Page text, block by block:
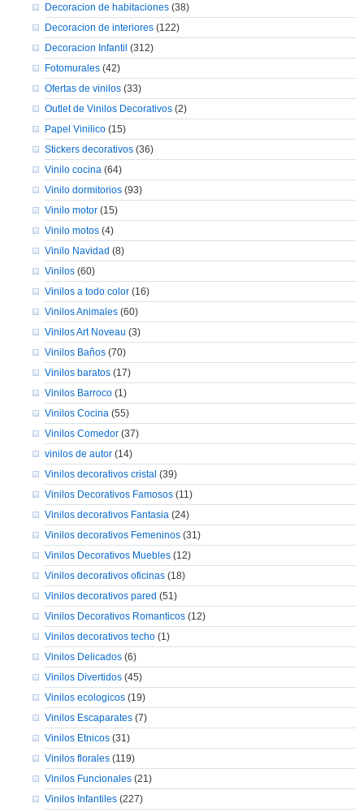
Decoracion de habitaciones(38)
Decoracion de interiores(122)
Decoracion Infantil (312)
Fotomurales(42)
Ofertas de vinilos(33)
Outlet de Vinilos Decorativos(2)
Papel Vinilico(15)
Stickers decorativos(36)
Vinilo cocina(64)
Vinilo dormitorios(93)
Vinilo motor(15)
Vinilo motos(4)
Vinilo Navidad (8)
Vinilos(60)
Vinilos a todo color(16)
Vinilos Animales(60)
Vinilos Art Noveau (3)
Vinilos Baños(70)
Vinilos baratos(17)
Vinilos Barroco(1)
Vinilos Cocina(55)
Vinilos Comedor(37)
vinilos de autor(14)
Vinilos decorativos cristal (39)
Vinilos Decorativos Famosos(11)
Vinilos decorativos Fantasia(24)
Vinilos decorativos Femeninos(31)
Vinilos Decorativos Muebles(12)
Vinilos decorativos oficinas(18)
Vinilos decorativos pared (51)
Vinilos Decorativos Romanticos(12)
Vinilos decorativos techo(1)
Vinilos Delicados(6)
Vinilos Divertidos(45)
Vinilos ecologicos(19)
Vinilos Escaparates(7)
Vinilos Etnicos(31)
Vinilos florales(119)
Vinilos Funcionales(21)
Vinilos Infantiles(227)